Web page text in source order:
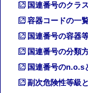
国連番号のクラ
容器コードの一
国連番号の容器
国連番号の分類
国連番号のn.o.s
副次危険性等級